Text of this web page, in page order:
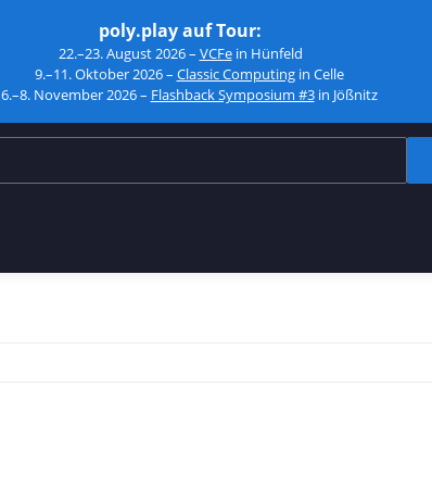
poly.play auf Tour:
22.–23. August 2026 – VCFein Hünfeld
9.–11. Oktober 2026 – Classic Computingin Celle
6.–8. November 2026 – Flashback Symposium #3in Jößnitz